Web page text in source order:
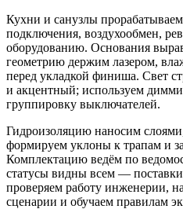
Кухни и санузлы
подключения, воздухообмен,
оборудованию. Основания
геометрию держим лазером,
перед укладкой финиша. Свет
и акцентный; используем
группировку выключателей.
Гидроизоляцию наносим
формируем уклоны к трапам и
Комплектацию ведём по
статусы видны всем — поставки
проверяем работу инженерии,
сценарии и обучаем правилам